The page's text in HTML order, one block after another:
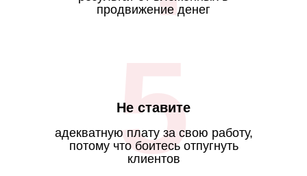
5
продвижение денег
адекватную плату за свою работу,
потому что боитесь отпугнуть
клиентов
Не ставите